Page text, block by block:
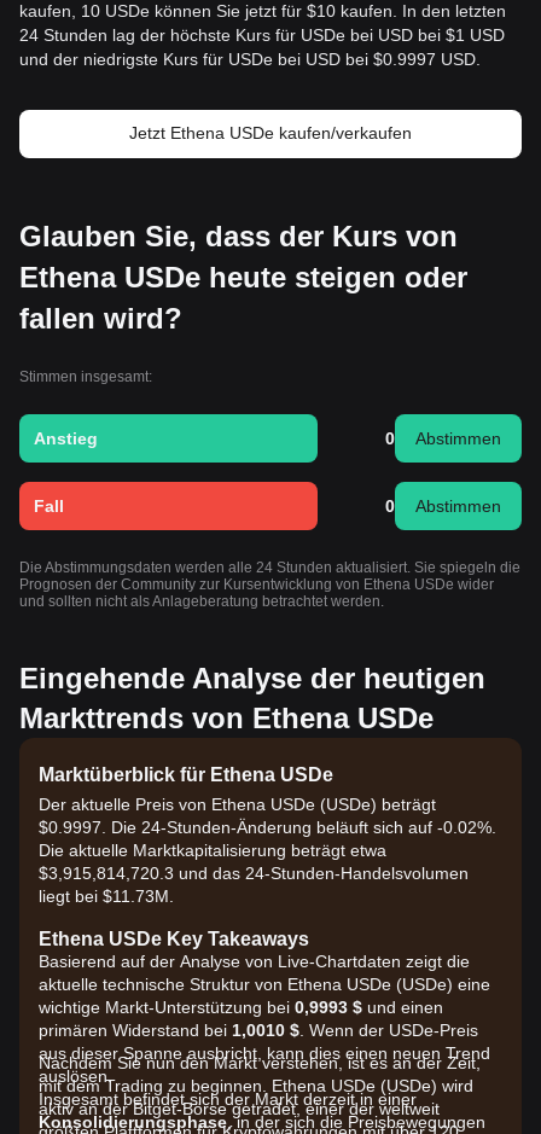
kaufen, 10 USDe können Sie jetzt für $10 kaufen. In den letzten
24 Stunden lag der höchste Kurs für USDe bei USD bei $1 USD
und der niedrigste Kurs für USDe bei USD bei $0.9997 USD.
Jetzt Ethena USDe kaufen/verkaufen
Glauben Sie, dass der Kurs von
Ethena USDe heute steigen oder
fallen wird?
Stimmen insgesamt:
Anstieg 0 Abstimmen
Fall 0 Abstimmen
Die Abstimmungsdaten werden alle 24 Stunden aktualisiert. Sie spiegeln die
Prognosen der Community zur Kursentwicklung von Ethena USDe wider
und sollten nicht als Anlageberatung betrachtet werden.
Eingehende Analyse der heutigen
Markttrends von Ethena USDe
Marktüberblick für Ethena USDe
Der aktuelle Preis von Ethena USDe (USDe) beträgt
$0.9997. Die 24-Stunden-Änderung beläuft sich auf -0.02%.
Die aktuelle Marktkapitalisierung beträgt etwa
$3,915,814,720.3 und das 24-Stunden-Handelsvolumen
liegt bei $11.73M.
Ethena USDe Key Takeaways
Basierend auf der Analyse von Live-Chartdaten zeigt die
aktuelle technische Struktur von Ethena USDe (USDe) eine
wichtige Markt-Unterstützung bei 0,9993 $ und einen
primären Widerstand bei 1,0010 $ . Wenn der USDe-Preis
aus dieser Spanne ausbricht, kann dies einen neuen Trend
auslösen.
Insgesamt befindet sich der Markt derzeit in einer
Konsolidierungsphase, in der sich die Preisbewegungen
Nachdem Sie nun den Markt verstehen, ist es an der Zeit,
mit dem Trading zu beginnen. Ethena USDe (USDe) wird
aktiv an der Bitget-Börse getradet, einer der weltweit